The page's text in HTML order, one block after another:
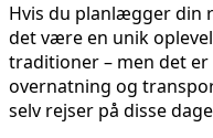
Hvis du planlægger din
det være en unik
traditioner – men det
overnatning og
selv rejser på disse